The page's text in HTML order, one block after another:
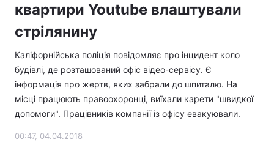
квартири Youtube влаштували
стрілянину
Каліфорнійська поліція повідомляє про інцидент коло
будівлі, де розташований офіс відео-сервісу. Є
інформація про жертв, яких забрали до шпиталю. На
місці працюють правоохоронці, виїхали карети "швидкої
допомоги". Працівників компанії із офісу евакуювали.
00:47, 04.04.2018